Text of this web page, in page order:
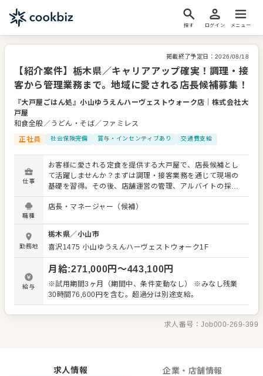
探す ログイン メニュー
掲載終了予定日： 2026/08/18
【紹介案件】栃木県／キャリアアップ確実！調理・接
客から管理業務まで。地域に愛される店長候補募集！
『大戸屋ごはん処』小山ゆうえんハーヴェストウォーク店
株式会社大
戸屋
和食全般／うどん・そば／ファミレス
正社員
社会保険完備 賞与・インセンティブあり 交通費支給
仕事
お客様に愛される定食を提供する大戸屋で、店長候補とし
て活躍しませんか？まずは調理・接客業務を通じて現場の
基礎を習得。その後、店舗運営の管理、アルバイトの採
用・育成といったマネジメント業務を主に担当していただ
きます。 充実した研修とサポート体制のもと、段階的に店
に根差した店舗経営のプロを目指しましょう。 ＜おすすめ
ポイント＞ 大手チェーンの安定した経営基盤で長く働けま
す。調理・接客からマネジメントまで幅広く学べます。
職種
店長・マネージャー（候補）
勤務地
栃木県／小山市
喜沢1475 小山ゆうえんハーヴェストウォーク1F
給与
月給:271,000円〜443,100円
※試用期間3ヶ月（期間中、条件変動なし） ※みなし残業
30時間76,600円を含む。超過分は別途支給。
求人番号：Job000-269-399
求人情報 企業・店舗情報